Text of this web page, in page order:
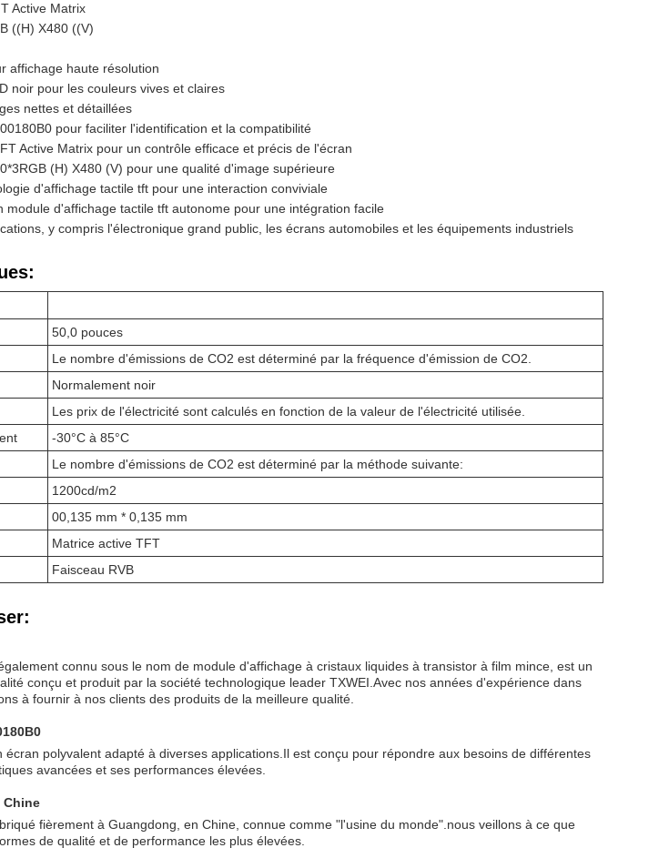
Active Matrix
((H) X480 ((V)
affichage haute résolution
noir pour les couleurs vives et claires
nettes et détaillées
pour faciliter l'identification et la compatibilité
Active Matrix pour un contrôle efficace et précis de l'écran
(H) X480 (V) pour une qualité d'image supérieure
d'affichage tactile tft pour une interaction conviviale
module d'affichage tactile tft autonome pour une intégration facile
y compris l'électronique grand public, les écrans automobiles et les équipements industriels
50,0 pouces
Le nombre d'émissions de CO2 est déterminé par la fréquence d'émission de CO2.
Normalement noir
Les prix de l'électricité sont calculés en fonction de la valeur de l'électricité utilisée.
-30°C à 85°C
Le nombre d'émissions de CO2 est déterminé par la méthode suivante:
1200cd/m2
00,135 mm * 0,135 mm
Matrice active TFT
Faisceau RVB
connu sous le nom de module d'affichage à cristaux liquides à transistor à film mince, est un
conçu et produit par la société technologique leader TXWEI.Avec nos années d'expérience dans
à fournir à nos clients des produits de la meilleure qualité.
écran polyvalent adapté à diverses applications.Il est conçu pour répondre aux besoins de différentes
avancées et ses performances élevées.
Chine
fièrement à Guangdong, en Chine, connue comme "l'usine du monde".nous veillons à ce que
de qualité et de performance les plus élevées.